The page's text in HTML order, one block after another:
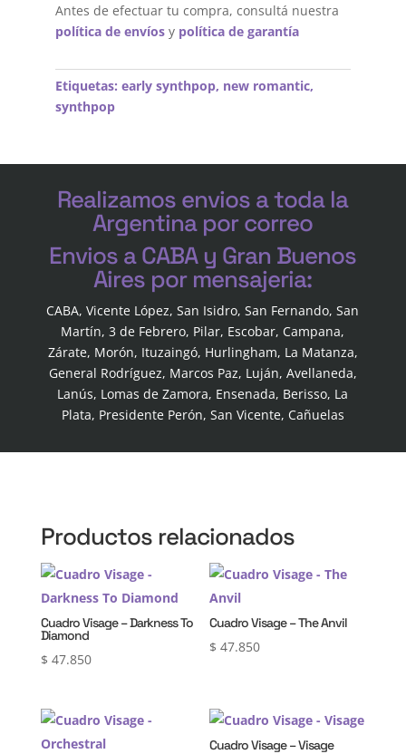
Antes de efectuar tu compra, consultá nuestra
política de envíosy política de garantía
Etiquetas: early synthpop, new romantic,
synthpop
Realizamos envios a toda la
Argentina por correo
Envios a CABA y Gran Buenos
Aires por mensajeria:
CABA, Vicente López, San Isidro, San Fernando, San
Martín, 3 de Febrero, Pilar, Escobar, Campana,
Zárate, Morón, Ituzaingó, Hurlingham, La Matanza,
General Rodríguez, Marcos Paz, Luján, Avellaneda,
Lanús, Lomas de Zamora, Ensenada, Berisso, La
Plata, Presidente Perón, San Vicente, Cañuelas
Productos relacionados
Cuadro Visage – Darkness To
Diamond
$ 47.850
Cuadro Visage – The Anvil
$ 47.850
Cuadro Visage – Visage